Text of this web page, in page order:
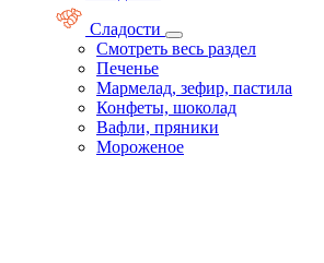
Сладости
Смотреть весь раздел
Печенье
Мармелад, зефир, пастила
Конфеты, шоколад
Вафли, пряники
Мороженое